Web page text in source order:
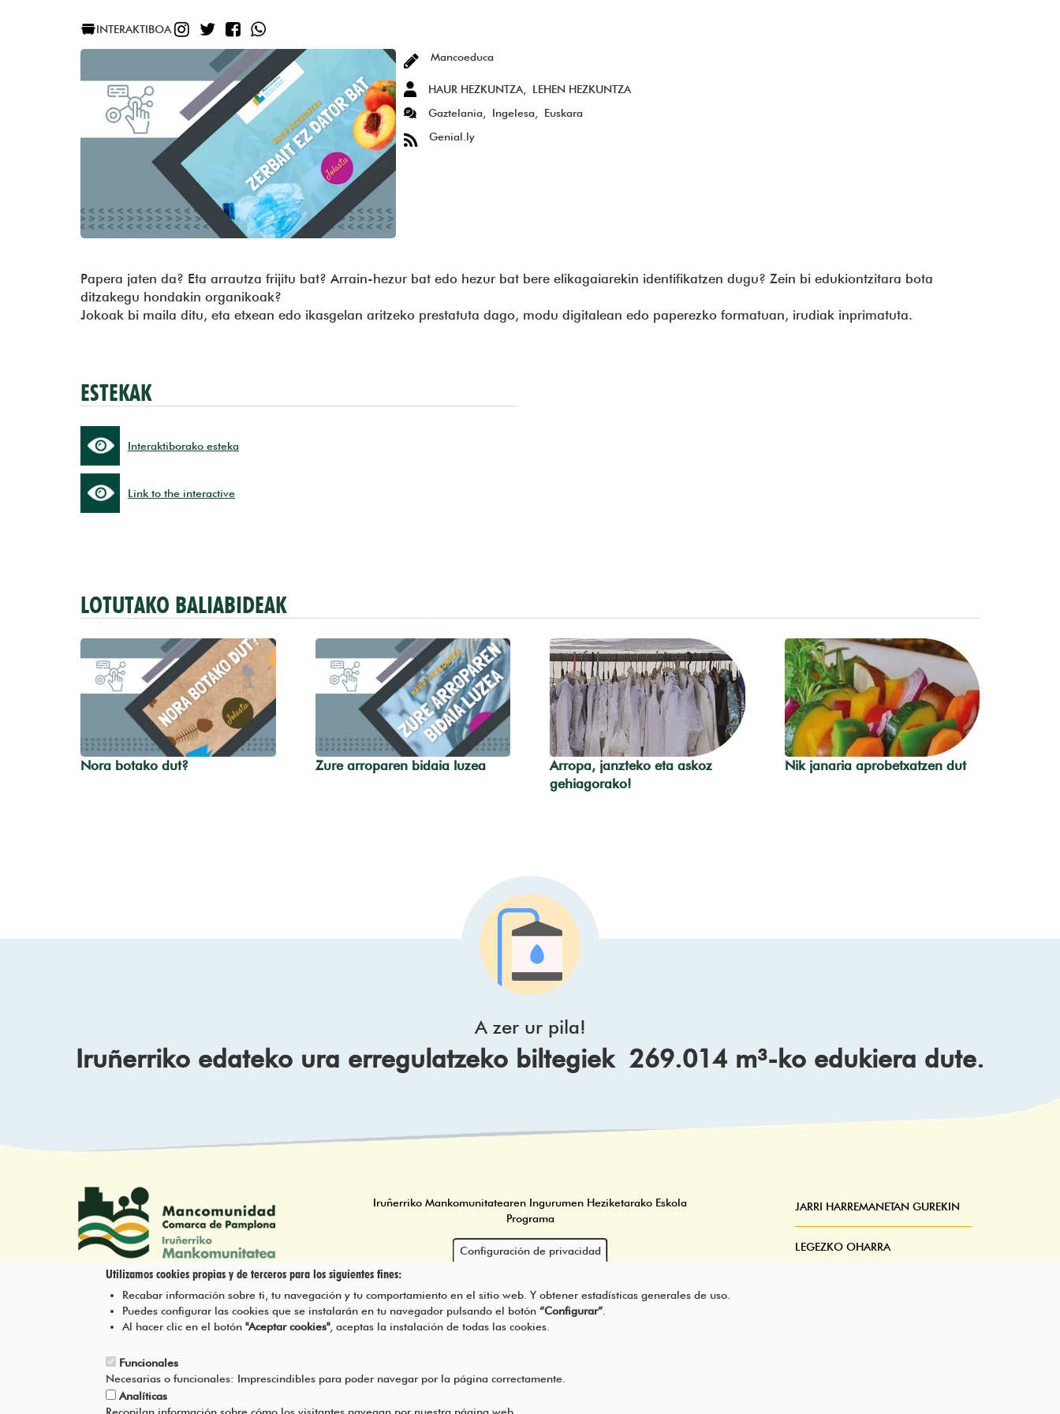
INTERAKTIBOA
Mancoeduca
HAUR HEZKUNTZA
LEHEN HEZKUNTZA
Gaztelania
Ingelesa
Euskara
Genial.ly
Papera jaten da? Eta arrautza frijitu bat? Arrain-hezur bat edo hezur bat bere elikagaiarekin identifikatzen dugu? Zein bi edukiontzitara bota
ditzakegu hondakin organikoak?
Jokoak bi maila ditu, eta etxean edo ikasgelan aritzeko prestatuta dago, modu digitalean edo paperezko formatuan, irudiak inprimatuta.
ESTEKAK
Interaktiborako esteka
Link to the interactive
LOTUTAKO BALIABIDEAK
Nora botako dut? Zure arroparen bidaia luzea
Arropa, janzteko eta askoz
gehiagorako!
Nik janaria aprobetxatzen dut
A zer ur pila!
Iruñerriko edateko ura erregulatzeko biltegiek 269.014 m³-ko edukiera dute.
Tel.: 948 203 444
atencion@mancoeduca.com
Iruñerriko Mankomunitatearen Ingurumen Heziketarako Eskola
Programa
Pie
Menú
JARRI HARREMANETAN GUREKIN
LEGEZKO OHARRA
Configuración de privacidad
Utilizamos cookies propias y de terceros para los siguientes fines:
Recabar información sobre ti, tu navegación y tu comportamiento en el sitio web. Y obtener estadísticas generales de uso.
Puedes configurar las cookies que se instalarán en tu navegador pulsando el botón“Configurar”
Al hacer clic en el botón"Aceptar cookies", aceptas la instalación de todas las cookies.
Funcionales
Necesarias o funcionales: Imprescindibles para poder navegar por la página correctamente.
Analíticas